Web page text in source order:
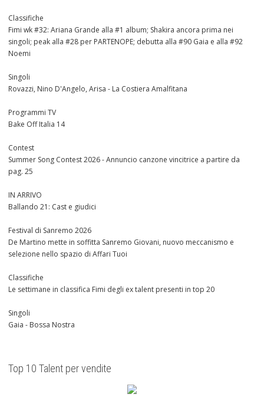
Classifiche
Fimi wk #32: Ariana Grande alla #1 album; Shakira ancora prima nei
singoli; peak alla #28 per PARTENOPE; debutta alla #90 Gaia e alla #92
Noemi
Singoli
Rovazzi, Nino D'Angelo, Arisa - La Costiera Amalfitana
Programmi TV
Bake Off Italia 14
Contest
Summer Song Contest 2026 - Annuncio canzone vincitrice a partire da
pag. 25
IN ARRIVO
Ballando 21: Cast e giudici
Festival di Sanremo 2026
De Martino mette in soffitta Sanremo Giovani, nuovo meccanismo e
selezione nello spazio di Affari Tuoi
Classifiche
Le settimane in classifica Fimi degli ex talent presenti in top 20
Singoli
Gaia - Bossa Nostra
Top 10 Talent per vendite